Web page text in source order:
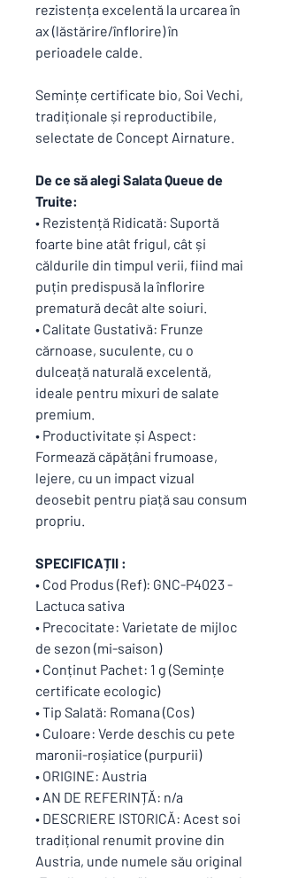
rezistența excelentă la urcarea în
ax (lăstărire/înflorire) în
perioadele calde.
Semințe certificate bio, Soi Vechi,
tradiționale și reproductibile,
selectate de Concept Airnature.
De ce să alegi Salata Queue de
Truite:
• Rezistență Ridicată: Suportă
foarte bine atât frigul, cât și
căldurile din timpul verii, fiind mai
puțin predispusă la înflorire
prematură decât alte soiuri.
• Calitate Gustativă: Frunze
cărnoase, suculente, cu o
dulceață naturală excelentă,
ideale pentru mixuri de salate
premium.
• Productivitate și Aspect:
Formează căpățâni frumoase,
lejere, cu un impact vizual
deosebit pentru piață sau consum
propriu.
SPECIFICAȚII :
• Cod Produs (Ref): GNC-P4023 -
Lactuca sativa
• Precocitate: Varietate de mijloc
de sezon (mi-saison)
• Conținut Pachet: 1 g (Semințe
certificate ecologic)
• Tip Salată: Romana (Cos)
• Culoare: Verde deschis cu pete
maronii-roșiatice (purpurii)
• ORIGINE: Austria
• AN DE REFERINȚĂ: n/a
• DESCRIERE ISTORICĂ: Acest soi
tradițional renumit provine din
Austria, unde numele său original